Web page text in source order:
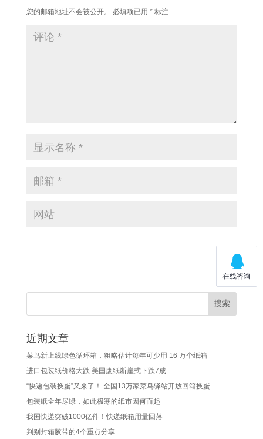
您的邮箱地址不会被公开。 必填项已用 *标注
近期文章
菜鸟新上线绿色循环箱，粗略估计每年可少用 16 万个纸箱
进口包装纸价格大跌 美国废纸断崖式下跌7成
“快递包装换蛋”又来了！ 全国13万家菜鸟驿站开放回箱换蛋
包装纸全年尽绿，如此极寒的纸市因何而起
我国快递突破1000亿件！快递纸箱用量回落
判别封箱胶带的4个重点分享